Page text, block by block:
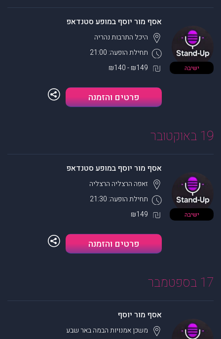
ישיבה
אסף מור יוסף במופע סטנדאפ
תחילת הופעה: 21:00
היכל התרבותנהריה
₪149 - ₪140
פרטים והזמנה
19 באוקטובר
ישיבה
אסף מור יוסף במופע סטנדאפ
תחילת הופעה: 21:30
זאפה הרצליה הרצליה
₪149
פרטים והזמנה
17 בספטמבר
אסף מור יוסף
משכן אמנויות הבמהבאר שבע